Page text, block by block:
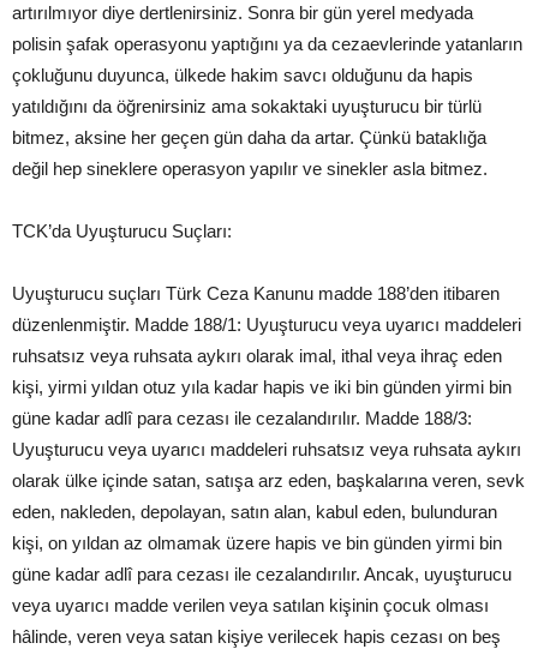
artırılmıyor diye dertlenirsiniz. Sonra bir gün yerel medyada
polisin şafak operasyonu yaptığını ya da cezaevlerinde yatanların
çokluğunu duyunca, ülkede hakim savcı olduğunu da hapis
yatıldığını da öğrenirsiniz ama sokaktaki uyuşturucu bir türlü
bitmez, aksine her geçen gün daha da artar. Çünkü bataklığa
değil hep sineklere operasyon yapılır ve sinekler asla bitmez.
TCK’da Uyuşturucu Suçları:
Uyuşturucu suçları Türk Ceza Kanunu madde 188’den itibaren
düzenlenmiştir. Madde 188/1: Uyuşturucu veya uyarıcı maddeleri
ruhsatsız veya ruhsata aykırı olarak imal, ithal veya ihraç eden
kişi, yirmi yıldan otuz yıla kadar hapis ve iki bin günden yirmi bin
güne kadar adlî para cezası ile cezalandırılır. Madde 188/3:
Uyuşturucu veya uyarıcı maddeleri ruhsatsız veya ruhsata aykırı
olarak ülke içinde satan, satışa arz eden, başkalarına veren, sevk
eden, nakleden, depolayan, satın alan, kabul eden, bulunduran
kişi, on yıldan az olmamak üzere hapis ve bin günden yirmi bin
güne kadar adlî para cezası ile cezalandırılır. Ancak, uyuşturucu
veya uyarıcı madde verilen veya satılan kişinin çocuk olması
hâlinde, veren veya satan kişiye verilecek hapis cezası on beş